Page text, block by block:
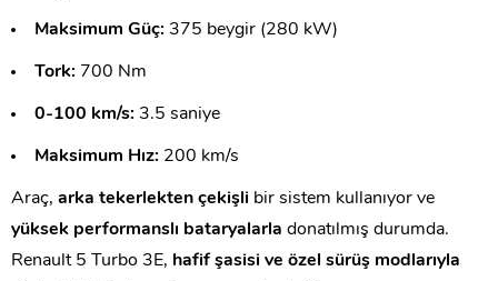
Maksimum Güç: 375 beygir (280 kW)
Tork: 700 Nm
0-100 km/s: 3.5 saniye
Maksimum Hız: 200 km/s
Araç, arka tekerlekten çekişli bir sistem kullanıyor ve
yüksek performanslı bataryalarla donatılmış durumda.
Renault 5 Turbo 3E, hafif şasisi ve özel sürüş modlarıyla